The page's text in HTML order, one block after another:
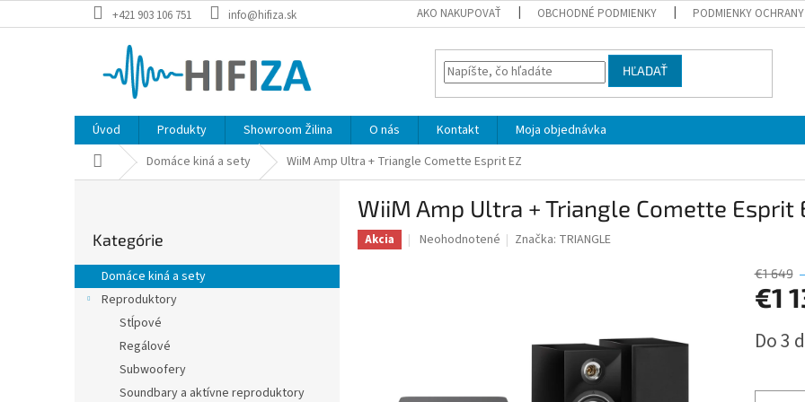
na
+421 903 106 751 info@hifiza.sk AKO NAKUPOVAŤ OBCHODNÉ PODMIENKY PODMIENKY OCHRANY
HĽADAŤ
Úvod Produkty Showroom Žilina O nás Kontakt
Moja objednávka
DomovDomáce kiná a sety WiiM Amp Ultra + Triangle Comette Esprit EZ
ý
p
kategórie
Kategórie
Domáce kiná a sety
Reproduktory
Stĺpové
Regálové
Subwoofery
Soundbary a aktívne reproduktory
WiiM Amp Ultra + Triangle Comette Esprit
Akcia
Priemerné
Neohodnotené Značka: TRIANGLE
€1 649
€1
cena:
Do 3